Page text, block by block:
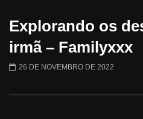
Explorando os
irmã – Familyxxx
26 DE NOVEMBRO DE 2022